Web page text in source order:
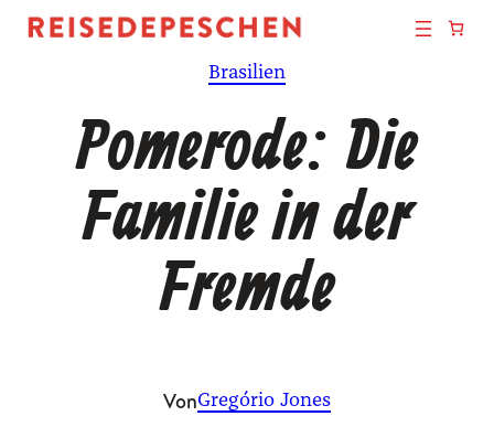
Zum
Brasilien
Pomerode: Die
Familie in der
Fremde
VonGregório Jones